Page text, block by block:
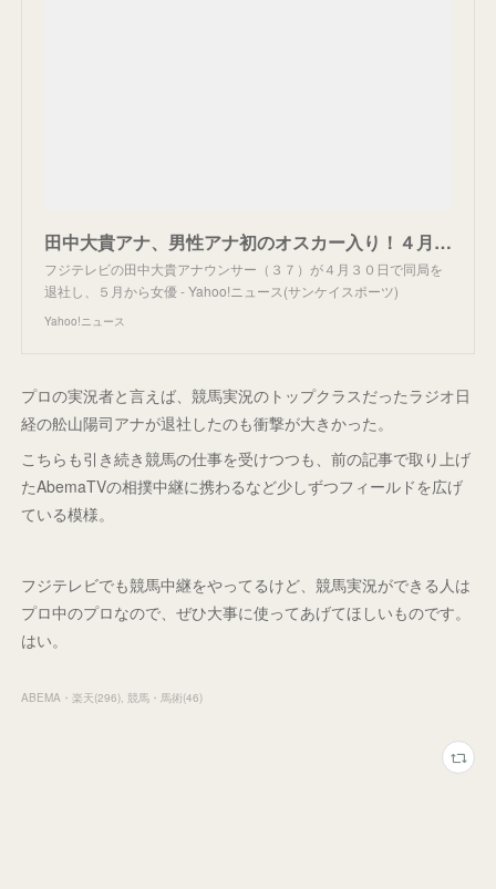
田中大貴アナ、男性アナ初のオスカー入り！４月いっぱいでフジ退社（サンケイスポーツ） - Yahoo!ニュース
フジテレビの田中大貴アナウンサー（３７）が４月３０日で同局を
退社し、５月から女優 - Yahoo!ニュース(サンケイスポーツ)
Yahoo!ニュース
プロの実況者と言えば、競馬実況のトップクラスだったラジオ日
経の舩山陽司アナが退社したのも衝撃が大きかった。
こちらも引き続き競馬の仕事を受けつつも、前の記事で取り上げ
たAbemaTVの相撲中継に携わるなど少しずつフィールドを広げ
ている模様。
フジテレビでも競馬中継をやってるけど、競馬実況ができる人は
プロ中のプロなので、ぜひ大事に使ってあげてほしいものです。
はい。
ABEMA・楽天(296) 競馬・馬術(46)